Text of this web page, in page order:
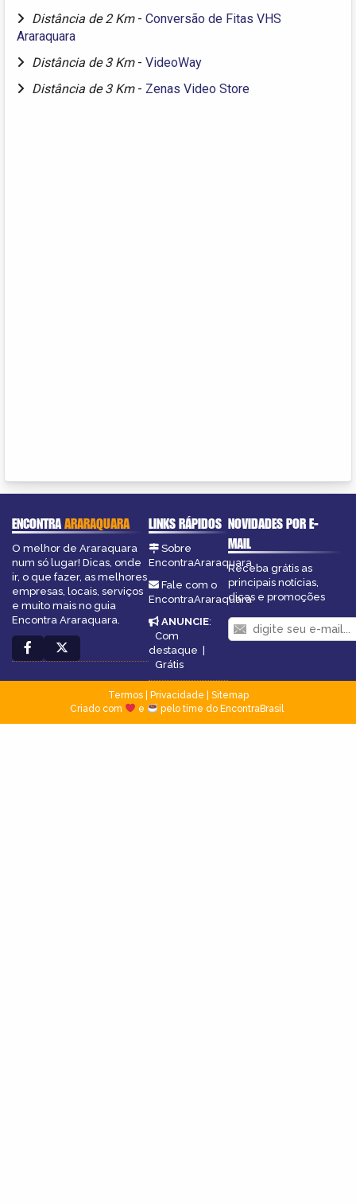
Distância de 2 Km - Conversão de Fitas VHS
Araraquara
Distância de 3 Km - VideoWay
Distância de 3 Km - Zenas Video Store
ENCONTRAARARAQUARA
O melhor de Araraquara
num só lugar! Dicas, onde
ir, o que fazer, as melhores
empresas, locais, serviços
e muito mais no guia
Encontra Araraquara.
LINKS RÁPIDOS
Sobre
EncontraAraraquara
Fale com o
EncontraAraraquara
ANUNCIE:
Com
destaque |
Grátis
NOVIDADES POR E-
MAIL
Receba grátis as
principais notícias,
dicas e promoções
Termos| Privacidade
Sitemap
Criado com
e pelo time do EncontraBrasil